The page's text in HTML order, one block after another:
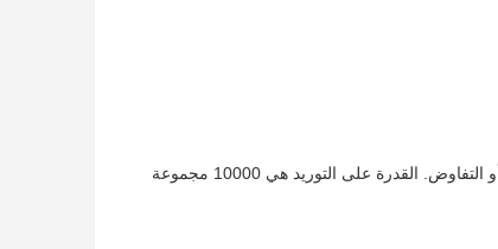
A5: التعبئة هو كارتون و وقت التسليم هو 7-15 أيام عمل. شروط الدفع يمكن أن تكون T / T، LC أو التفاوض. القدرة على التوريد هي 10000 مجموعة